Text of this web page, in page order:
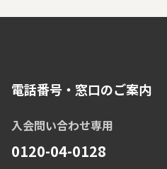
電話番号・窓口のご案内
入会問い合わせ専用
0120-04-0128